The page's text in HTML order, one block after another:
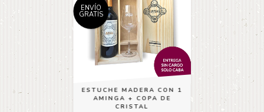
ENVÍO
GRATIS
ESTUCHE MADERA CON 1
AMINGA + COPA DE
CRISTAL